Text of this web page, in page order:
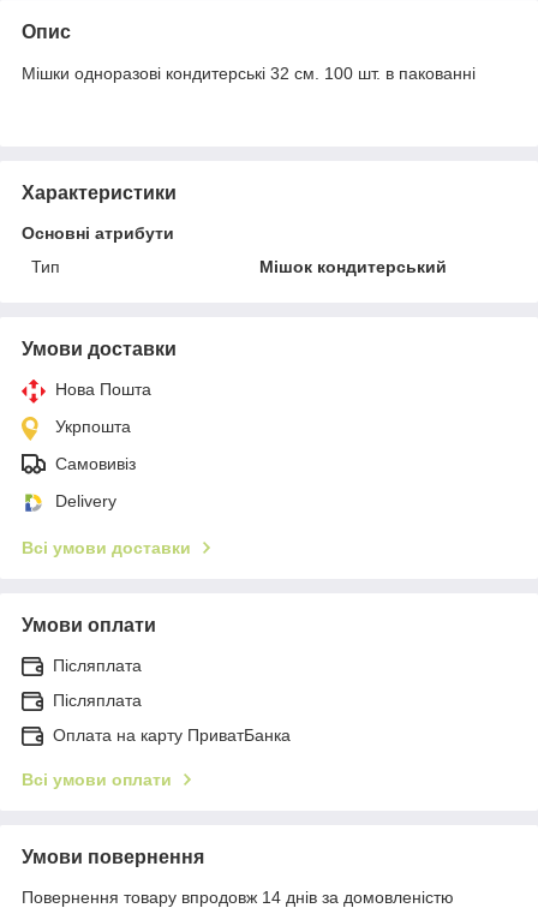
Опис
Мішки одноразові кондитерські 32 см. 100 шт. в пакованні
Характеристики
Основні атрибути
Тип
Мішок кондитерський
Умови доставки
Нова Пошта
Укрпошта
Самовивіз
Delivery
Всі умови доставки
Умови оплати
Післяплата
Післяплата
Оплата на карту ПриватБанка
Всі умови оплати
Умови повернення
Повернення товару впродовж 14 днів за домовленістю